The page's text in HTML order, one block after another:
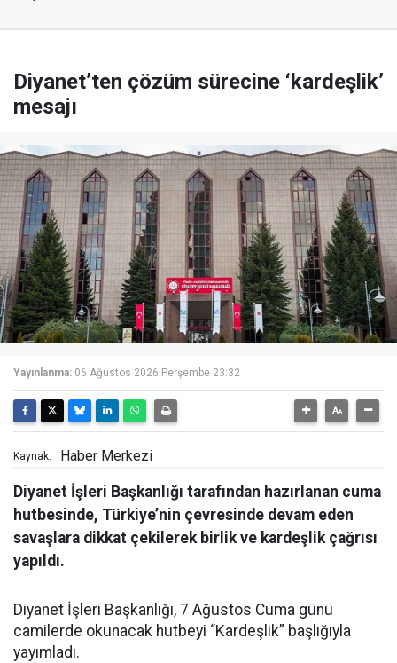
Diyanet’ten çözüm sürecine ‘kardeşlik’
mesajı
Yayınlanma: 06 Ağustos 2026 Perşembe 23:32
Kaynak: Haber Merkezi
Diyanet İşleri Başkanlığı tarafından hazırlanan cuma
hutbesinde, Türkiye’nin çevresinde devam eden
savaşlara dikkat çekilerek birlik ve kardeşlik çağrısı
yapıldı.
Diyanet İşleri Başkanlığı, 7 Ağustos Cuma günü
camilerde okunacak hutbeyi “Kardeşlik” başlığıyla
yayımladı.